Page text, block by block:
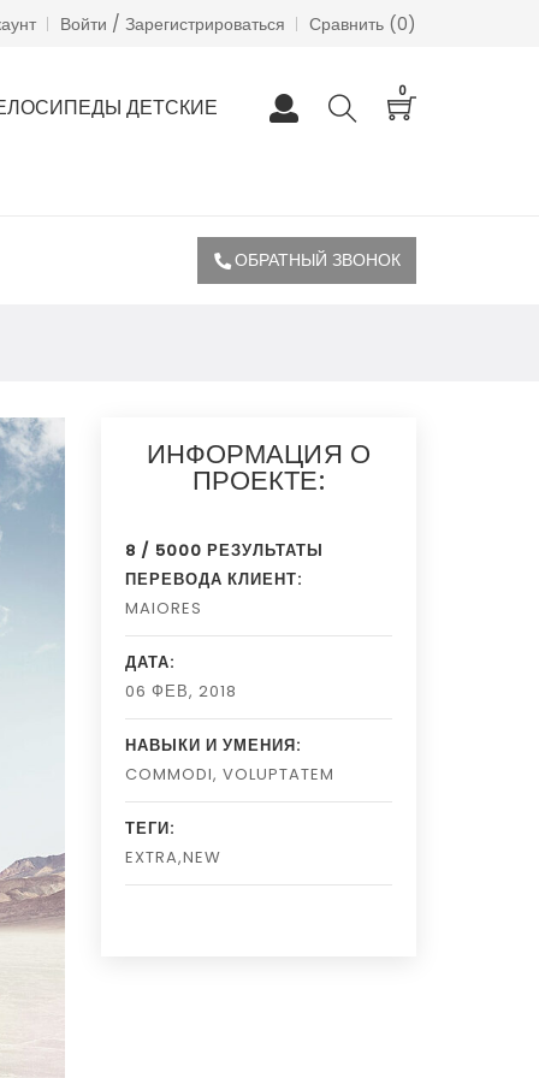
Войти / Зарегистрироваться Сравнить (0)
ДЕТСКИЕ
0
ОБРАТНЫЙ ЗВОНОК
ИНФОРМАЦИЯ О
ПРОЕКТЕ:
8 / 5000 РЕЗУЛЬТАТЫ
ПЕРЕВОДА КЛИЕНТ:
MAIORES
ДАТА:
06 ФЕВ, 2018
НАВЫКИ И УМЕНИЯ:
COMMODI, VOLUPTATEM
ТЕГИ:
EXTRA,NEW